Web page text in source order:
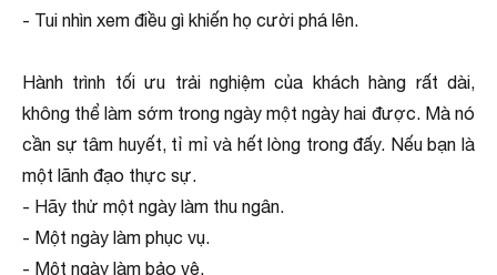
- Tui nhìn xem điều gì khiến họ cười phá lên.
Hành trình tối ưu trải nghiệm của khách hàng rất dài,
không thể làm sớm trong ngày một ngày hai được. Mà nó
cần sự tâm huyết, tỉ mỉ và hết lòng trong đấy. Nếu bạn là
một lãnh đạo thực sự.
- Hãy thử một ngày làm thu ngân.
- Một ngày làm phục vụ.
- Một ngày làm bảo vệ.